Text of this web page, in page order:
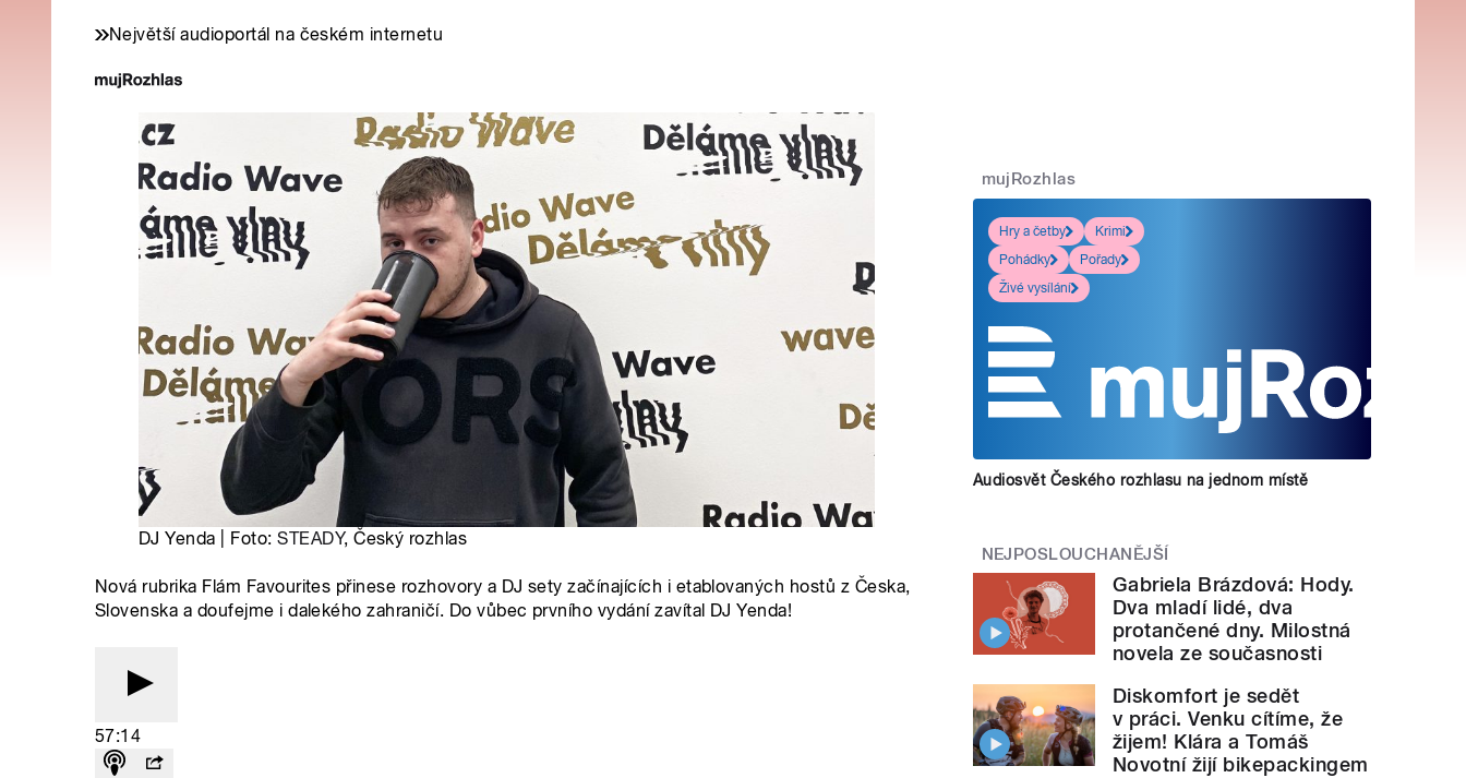
Největší audioportál na českém internetu
DJ Yenda | Foto:STEADY, Český rozhlas
Nová rubrika Flám Favourites přinese rozhovory a DJ sety začínajících i etablovaných hostů z Česka,
Slovenska a doufejme i dalekého zahraničí. Do vůbec prvního vydání zavítal DJ Yenda!
57:14
mujRozhlas
Hry a četby
Krimi
Pohádky
Pořady
Živé vysílání
Audiosvět Českého rozhlasu na jednom místě
NEJPOSLOUCHANĚJŠÍ
Gabriela Brázdová: Hody.
Dva mladí lidé, dva
protančené dny. Milostná
novela ze současnosti
Diskomfort je sedět
v práci. Venku cítíme, že
žijem! Klára a Tomáš
Novotní žijí bikepackingem